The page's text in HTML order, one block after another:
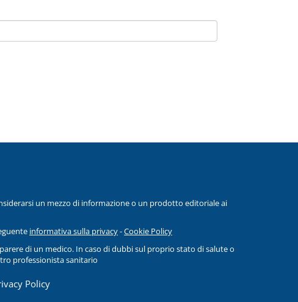
un mezzo di informazione o un prodotto editoriale ai
informativa sulla privacy-Cookie Policy
di un medico. In caso di dubbi sul proprio stato di salute o
professionista sanitario
Policy